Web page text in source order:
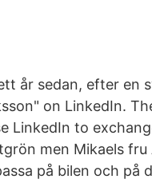
år sedan, efter en
on LinkedIn.
LinkedIn to
men Mikaels
på bilen och på